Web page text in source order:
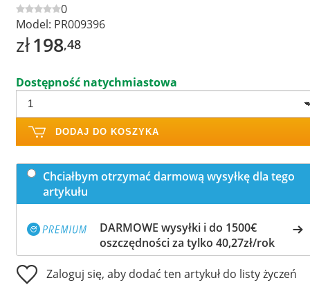
0
Model: PR009396
zł198,48
Dostępność natychmiastowa
DODAJ DO KOSZYKA
Chciałbym otrzymać darmową wysyłkę dla tego
artykułu
DARMOWE wysyłki i do 1500€
oszczędności za tylko 40,27zł/rok
Zaloguj się, aby dodać ten artykuł do listy życzeń